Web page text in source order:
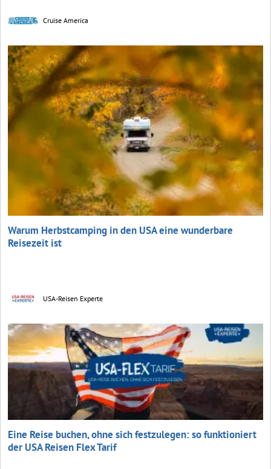
Cruise America
Warum Herbstcamping in den USA eine wunderbare
Reisezeit ist
USA-Reisen Experte
Eine Reise buchen, ohne sich festzulegen: so funktioniert
der USA Reisen Flex Tarif